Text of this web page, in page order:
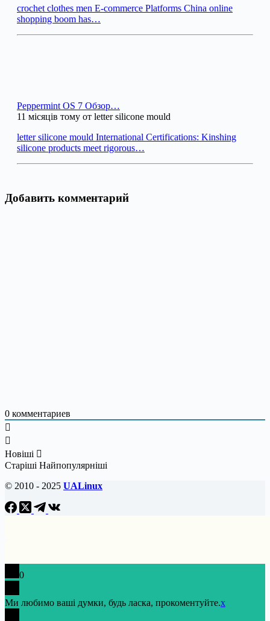
crochet clothes men E-commerce Platforms China online
shopping boom has…
Peppermint OS 7 Обзор…
11 місяців тому от letter silicone mould
letter silicone mould International Certifications: Kinshing
silicone products meet rigorous…
Добавить комментарий
0 комментариев
Новіші
Старіші Найпопулярніші
© 2010 - 2025 UALinux
0
Ми любимо ваші думки, будь ласка, прокоментуйте.x